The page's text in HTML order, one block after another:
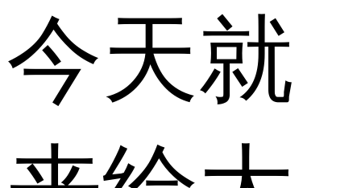
今天就